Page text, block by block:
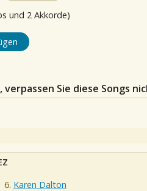
und 2 Akkorde)
, verpassen Sie diese Songs
Karen Dalton